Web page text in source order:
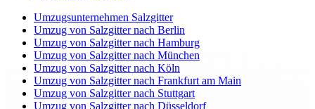
Umzugsunternehmen Salzgitter
Umzug von Salzgitter nach Berlin
Umzug von Salzgitter nach Hamburg
Umzug von Salzgitter nach München
Umzug von Salzgitter nach Köln
Umzug von Salzgitter nach Frankfurt am Main
Umzug von Salzgitter nach Stuttgart
Umzug von Salzgitter nach Düsseldorf